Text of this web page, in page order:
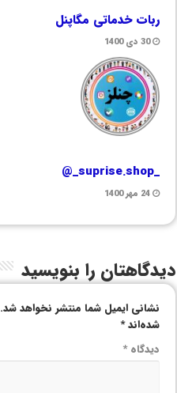
ربات خدماتی مگاپنل
30 دی 1400
_suprise.shop_@
24 مهر 1400
دیدگاهتان را بنویسید
نشانی ایمیل شما منتشر نخواهد شد.
شده‌اند*
دیدگاه*